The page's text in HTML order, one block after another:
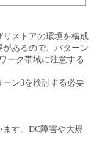
ストアの環境を構成
あるので、パターン
ーク帯域に注意する
ン3を検討する必要
す。DC障害や大規